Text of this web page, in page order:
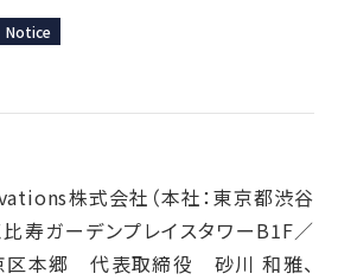
Notice
株式会社（本社：東京都渋谷
寿ガーデンプレイスタワーB1F／
区本郷 代表取締役 砂川 和雅、